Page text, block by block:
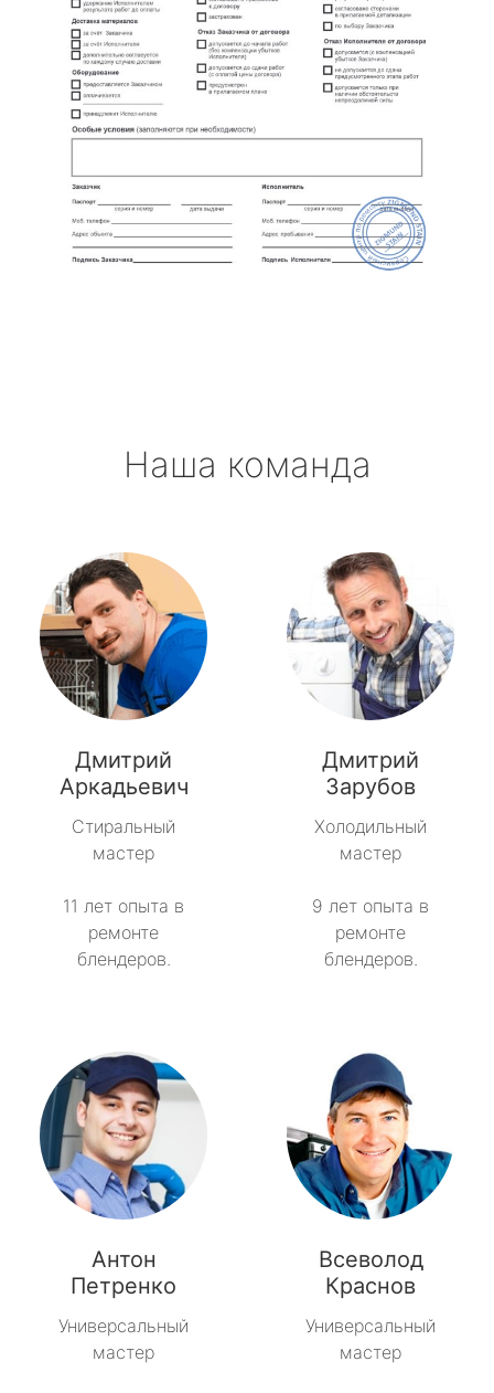
Наша команда
Дмитрий
Аркадьевич
Стиральный
мастер
11 лет опыта в
ремонте
блендеров.
Дмитрий
Зарубов
Холодильный
мастер
9 лет опыта в
ремонте
блендеров.
Антон
Петренко
Универсальный
мастер
Всеволод
Краснов
Универсальный
мастер